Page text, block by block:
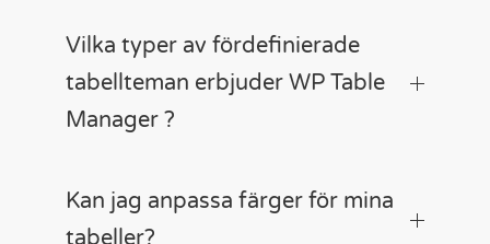
Vilka typer av fördefinierade
tabellteman erbjuder WP Table
Manager ?
Kan jag anpassa färger för mina